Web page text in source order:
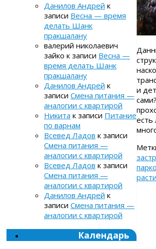
и
есть
Данилов Андрей к
записи Весна — время
делать Шанк
пракшалану
валерий николаевич
зайко к записи Весна —
время делать Шанк
пракшалану
Данилов Андрей к
записи Смена питания —
аналогии с квартирой
Никита к записи Питание
по варнам
Всевед Ладов к записи
Смена питания —
аналогии с квартирой
Всевед Ладов к записи
Смена питания —
аналогии с квартирой
Данилов Андрей к
записи Смена питания —
аналогии с квартирой
Календарь